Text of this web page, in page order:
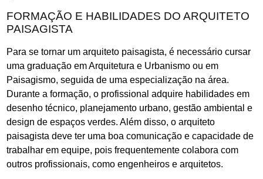
FORMAÇÃO E HABILIDADES DO ARQUITETO
PAISAGISTA
Para se tornar um arquiteto paisagista, é necessário cursar
uma graduação em Arquitetura e Urbanismo ou em
Paisagismo, seguida de uma especialização na área.
Durante a formação, o profissional adquire habilidades em
desenho técnico, planejamento urbano, gestão ambiental e
design de espaços verdes. Além disso, o arquiteto
paisagista deve ter uma boa comunicação e capacidade de
trabalhar em equipe, pois frequentemente colabora com
outros profissionais, como engenheiros e arquitetos.